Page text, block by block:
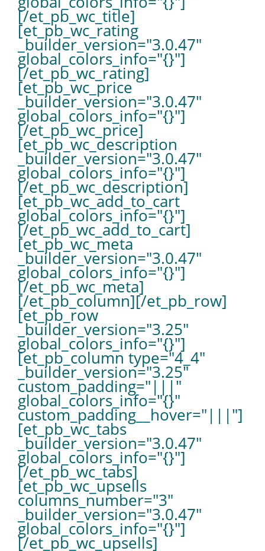
[/et_pb_wc_title]
[et_pb_wc_rating
_builder_version="3.0.47"
global_colors_info="{}"]
[/et_pb_wc_rating]
[et_pb_wc_price
_builder_version="3.0.47"
global_colors_info="{}"]
[/et_pb_wc_price]
[et_pb_wc_description
_builder_version="3.0.47"
global_colors_info="{}"]
[/et_pb_wc_description]
[et_pb_wc_add_to_cart
global_colors_info="{}"]
[/et_pb_wc_add_to_cart]
[et_pb_wc_meta
_builder_version="3.0.47"
global_colors_info="{}"]
[/et_pb_wc_meta]
[/et_pb_column][/et_pb_row]
[et_pb_row
_builder_version="3.25"
global_colors_info="{}"]
[et_pb_column type="4_4"
_builder_version="3.25"
custom_padding="|||"
global_colors_info="{}"
custom_padding__hover="|||"]
[et_pb_wc_tabs
_builder_version="3.0.47"
global_colors_info="{}"]
[/et_pb_wc_tabs]
[et_pb_wc_upsells
columns_number="3"
_builder_version="3.0.47"
global_colors_info="{}"]
[/et_pb_wc_upsells]